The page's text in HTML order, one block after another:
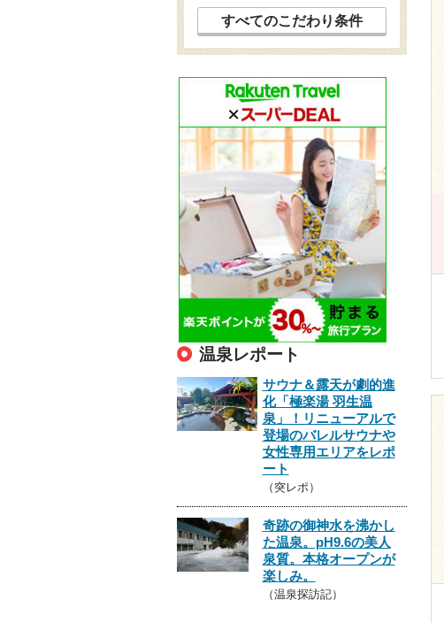
すべてのこだわり条件
温泉レポート
サウナ＆露天が劇的進
化「極楽湯 羽生温
泉」！リニューアルで
登場のバレルサウナや
女性専用エリアをレポ
ート
（突レポ）
奇跡の御神水を沸かし
た温泉。pH9.6の美人
泉質。本格オープンが
楽しみ。
（温泉探訪記）